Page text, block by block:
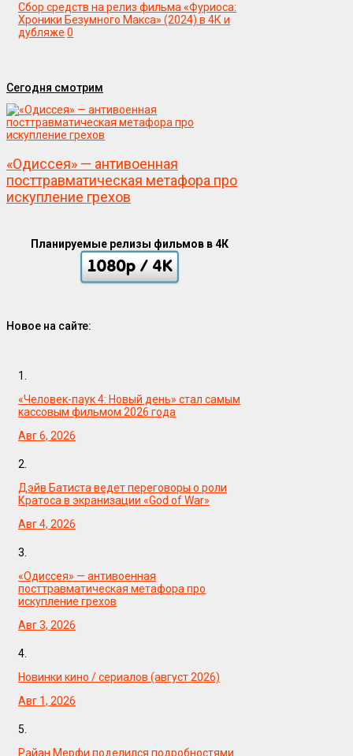
Сбор средств на релиз фильма «Фуриоса:
Хроники Безумного Макса» (2024) в 4К и
дубляже 0
Сегодня смотрим
«Одиссея» — антивоенная
посттравматическая метафора про
искупление грехов
Планируемые релизы фильмов в 4К
Новое на сайте:
1.
«Человек-паук 4: Новый день» стал самым
кассовым фильмом 2026 года
Авг 6, 2026
2.
Дэйв Батиста ведет переговоры о роли
Кратоса в экранизации «God of War»
Авг 4, 2026
3.
«Одиссея» — антивоенная
посттравматическая метафора про
искупление грехов
Авг 3, 2026
4.
Новинки кино / сериалов (август 2026)
Авг 1, 2026
5.
Райан Мерфи поделился подробностями